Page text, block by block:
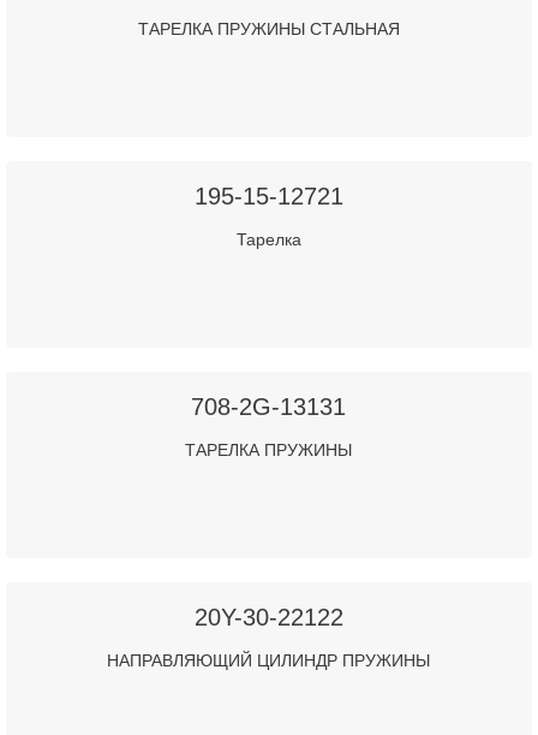
ТАРЕЛКА ПРУЖИНЫ СТАЛЬНАЯ
195-15-12721
Тарелка
708-2G-13131
ТАРЕЛКА ПРУЖИНЫ
20Y-30-22122
НАПРАВЛЯЮЩИЙ ЦИЛИНДР ПРУЖИНЫ